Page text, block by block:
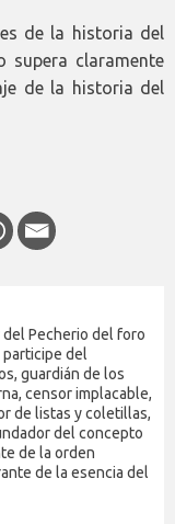
de la historia del
supera claramente
de la historia del
del Pecherio del foro
participe del
guardián de los
censor implacable,
de listas y coletillas,
del concepto
de la orden
de la esencia del